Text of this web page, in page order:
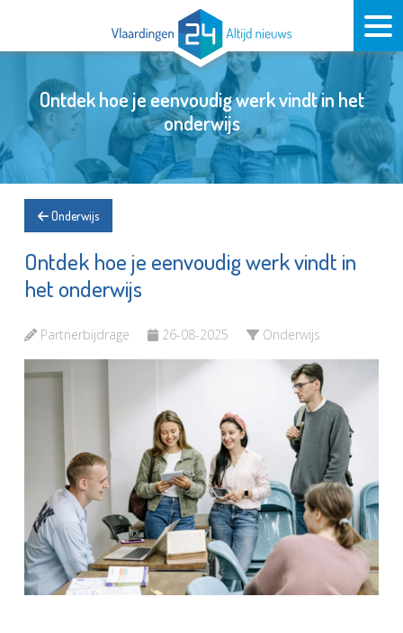
Ontdek hoe je eenvoudig werk vindt in het
onderwijs
Onderwijs
Ontdek hoe je eenvoudig werk vindt in
het onderwijs
Partnerbijdrage 26-08-2025 Onderwijs